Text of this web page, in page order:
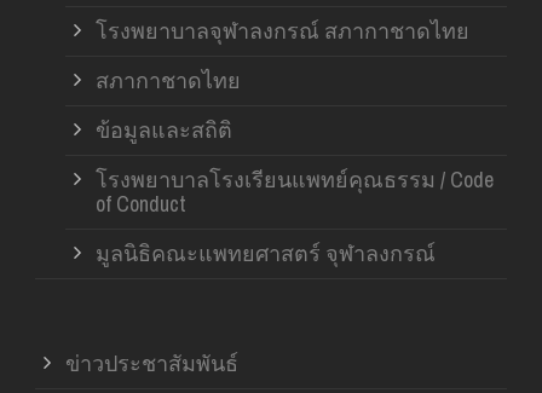
โรงพยาบาลจุฬาลงกรณ์ สภากาชาดไทย
สภากาชาดไทย
ข้อมูลและสถิติ
โรงพยาบาลโรงเรียนแพทย์คุณธรรม / Code
of Conduct
มูลนิธิคณะแพทยศาสตร์ จุฬาลงกรณ์
ข่าวประชาสัมพันธ์